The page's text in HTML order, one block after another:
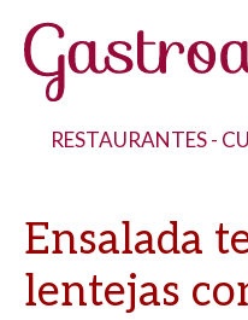
RESTAURANTES-
Ensalada
lentejas